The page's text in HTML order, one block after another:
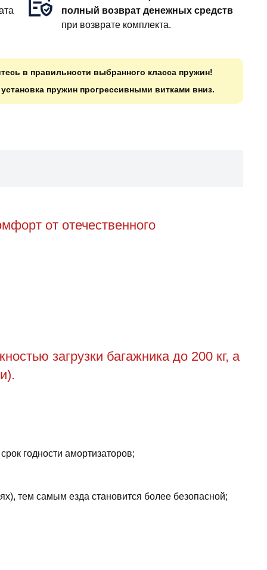
полный возврат денежных средств
при возврате комплекта.
в правильности выбранного класса пружин!
пружин прогрессивными витками вниз.
от отечественного
загрузки багажника до 200 кг, а
годности амортизаторов;
тем самым езда становится более безопасной;